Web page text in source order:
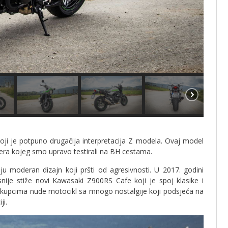
je potpuno drugačija interpretacija Z modela. Ovaj model
kojeg smo upravo testirali na BH cestama.
moderan dizajn koji pršti od agresivnosti. U 2017. godini
stiže novi Kawasaki Z900RS Cafe koji je spoj klasike i
nude motocikl sa mnogo nostalgije koji podsjeća na